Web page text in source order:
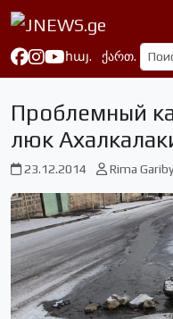
հայ. ქართ.
Проблемный
люк
23.12.2014 Rima